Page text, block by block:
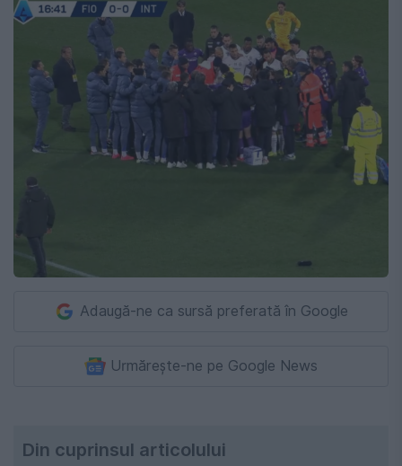
Adaugă-ne ca sursă preferată în Google
Urmărește-ne pe Google News
Din cuprinsul articolului